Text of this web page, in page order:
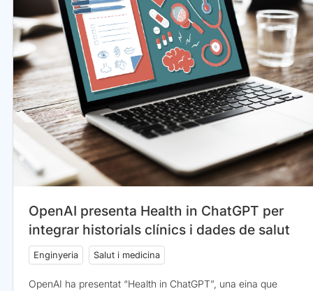
OpenAI presenta Health in ChatGPT per
integrar historials clínics i dades de salut
Enginyeria Salut i medicina
OpenAI ha presentat “Health in ChatGPT”, una eina que